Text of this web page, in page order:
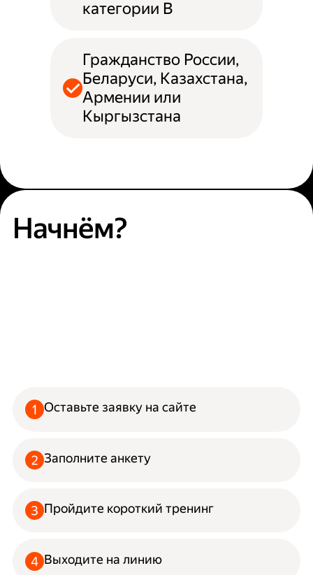
категории B
Гражданство России,
Беларуси, Казахстана,
Армении или
Кыргызстана
Начнём?
Оставьте заявку на сайте
Заполните анкету
Пройдите короткий тренинг
Выходите на линию